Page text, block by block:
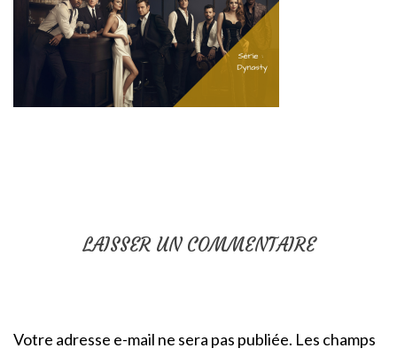
LAISSER UN COMMENTAIRE
Votre adresse e-mail ne sera pas publiée. Les champs